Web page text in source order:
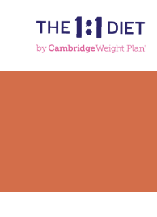
содержимому